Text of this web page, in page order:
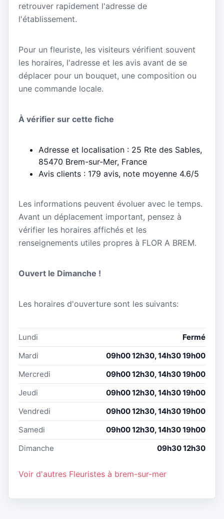
retrouver rapidement l'adresse de
l'établissement.
Pour un fleuriste, les visiteurs vérifient souvent
les horaires, l'adresse et les avis avant de se
déplacer pour un bouquet, une composition ou
une commande locale.
À vérifier sur cette fiche
Adresse et localisation : 25 Rte des Sables,
85470 Brem-sur-Mer, France
Avis clients : 179 avis, note moyenne 4.6/5
Les informations peuvent évoluer avec le temps.
Avant un déplacement important, pensez à
vérifier les horaires affichés et les
renseignements utiles propres à FLOR A BREM.
Ouvert le Dimanche !
Les horaires d'ouverture sont les suivants:
Lundi
Fermé
Mardi
09h00 12h30, 14h30 19h00
Mercredi
09h00 12h30, 14h30 19h00
Jeudi
09h00 12h30, 14h30 19h00
Vendredi
09h00 12h30, 14h30 19h00
Samedi
09h00 12h30, 14h30 19h00
Dimanche
09h30 12h30
Voir d'autres Fleuristes à brem-sur-mer